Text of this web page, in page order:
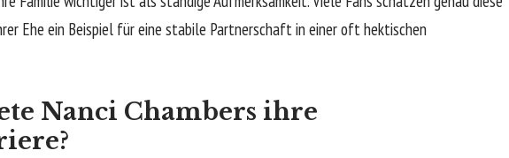
Ehe ein Beispiel für eine stabile Partnerschaft in einer oft hektischen
Nanci Chambers ihre